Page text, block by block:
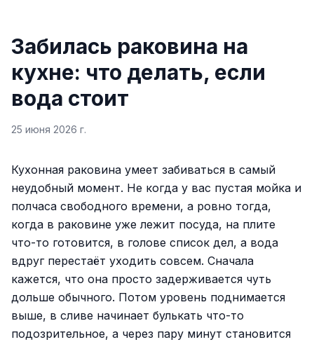
Забилась раковина на
кухне: что делать, если
вода стоит
25 июня 2026 г.
Кухонная раковина умеет забиваться в самый
неудобный момент. Не когда у вас пустая мойка и
полчаса свободного времени, а ровно тогда,
когда в раковине уже лежит посуда, на плите
что-то готовится, в голове список дел, а вода
вдруг перестаёт уходить совсем. Сначала
кажется, что она просто задерживается чуть
дольше обычного. Потом уровень поднимается
выше, в сливе начинает булькать что-то
подозрительное, а через пару минут становится